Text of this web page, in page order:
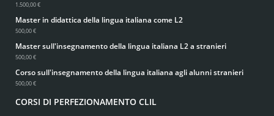
1.500,00 €
Master in didattica della lingua italiana come L2
500,00 €
Master sull'insegnamento della lingua italiana L2 a stranieri
500,00 €
Corso sull'insegnamento della lingua italiana agli alunni stranieri
500,00 €
CORSI DI PERFEZIONAMENTO CLIL